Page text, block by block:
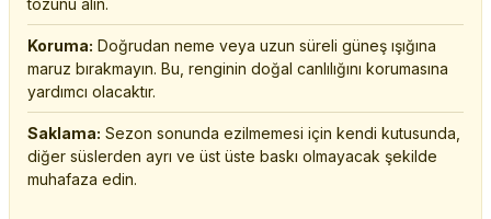
tozunu alın.
Koruma: Doğrudan neme veya uzun süreli güneş ışığına
maruz bırakmayın. Bu, renginin doğal canlılığını korumasına
yardımcı olacaktır.
Saklama: Sezon sonunda ezilmemesi için kendi kutusunda,
diğer süslerden ayrı ve üst üste baskı olmayacak şekilde
muhafaza edin.